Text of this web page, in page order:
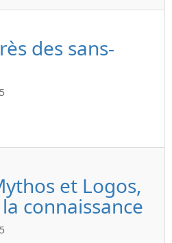
des sans-
et Logos,
connaissance